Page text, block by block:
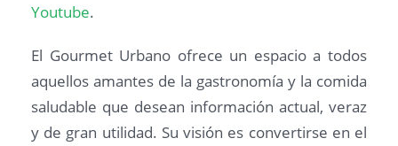
Youtube.
El Gourmet Urbano ofrece un espacio a todos
aquellos amantes de la gastronomía y la comida
saludable que desean información actual, veraz
y de gran utilidad. Su visión es convertirse en el